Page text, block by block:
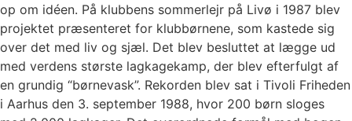
op om idéen. På klubbens sommerlejr på Livø i 1987 blev
projektet præsenteret for klubbørnene, som kastede sig
over det med liv og sjæl. Det blev besluttet at lægge ud
med verdens største lagkagekamp, der blev efterfulgt af
en grundig “børnevask”. Rekorden blev sat i Tivoli Friheden
i Aarhus den 3. september 1988, hvor 200 børn sloges